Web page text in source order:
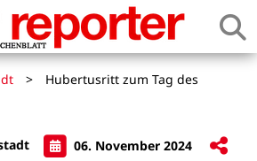
>
Hubertusritt zum Tag des
06. November 2024